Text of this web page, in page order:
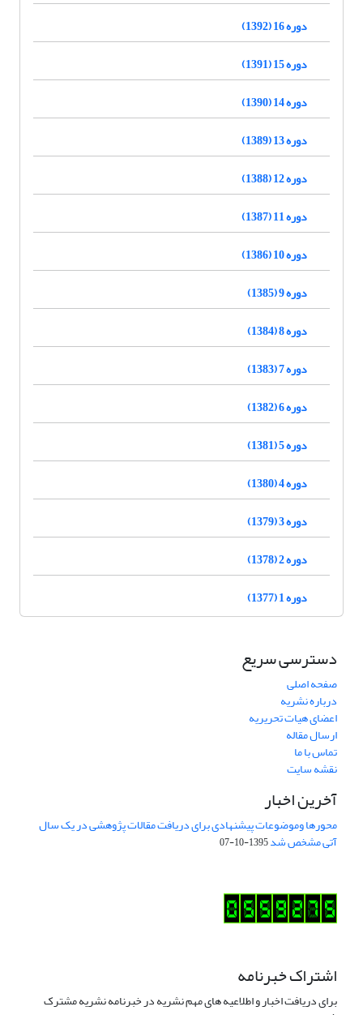
دوره 16 (1392)
دوره 15 (1391)
دوره 14 (1390)
دوره 13 (1389)
دوره 12 (1388)
دوره 11 (1387)
دوره 10 (1386)
دوره 9 (1385)
دوره 8 (1384)
دوره 7 (1383)
دوره 6 (1382)
دوره 5 (1381)
دوره 4 (1380)
دوره 3 (1379)
دوره 2 (1378)
دوره 1 (1377)
دسترسی سریع
صفحه اصلی
درباره نشریه
اعضای هیات تحریریه
ارسال مقاله
تماس با ما
نقشه سایت
آخرین اخبار
محورها وموضوعات پیشنهادی برای دریافت مقالات پژوهشی در یک سال
آتی مشخص شد1395-10-07
اشتراک خبرنامه
برای دریافت اخبار و اطلاعیه های مهم نشریه در خبرنامه نشریه مشترک